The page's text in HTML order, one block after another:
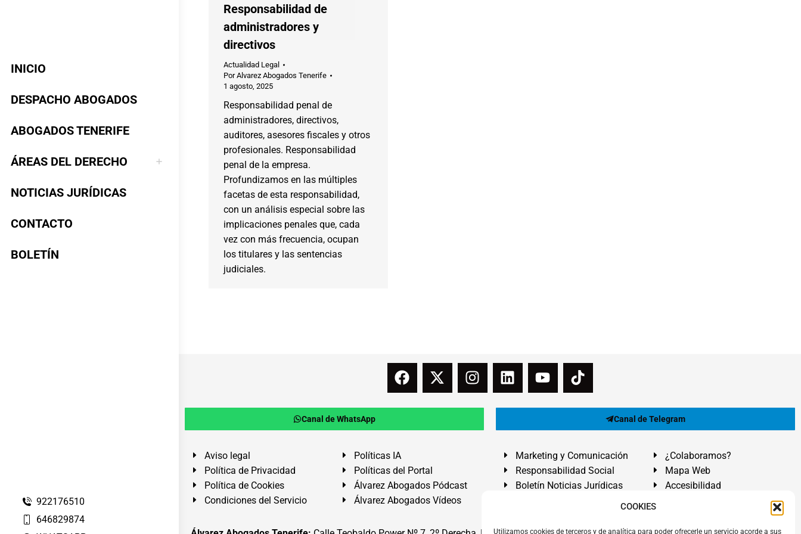
COOKIES
Utilizamos cookies de terceros y de analítica para poder ofrecerle un servicio acorde a sus
INICIO
DESPACHO ABOGADOS
ABOGADOS TENERIFE
ÁREAS DEL DERECHO
NOTICIAS JURÍDICAS
CONTACTO
BOLETÍN
922176510
646829874
Responsabilidad de
administradores y
directivos
Actualidad Legal
PorAlvarez Abogados Tenerife
1 agosto, 2025
Responsabilidad penal de
administradores, directivos,
auditores, asesores fiscales y otros
profesionales. Responsabilidad
penal de la empresa.
Profundizamos en las múltiples
facetas de esta responsabilidad,
con un análisis especial sobre las
implicaciones penales que, cada
vez con más frecuencia, ocupan
los titulares y las sentencias
judiciales.
Canal de WhatsApp Canal de Telegram
Aviso legal
Política de Privacidad
Política de Cookies
Condiciones del Servicio
Políticas IA
Políticas del Portal
Álvarez Abogados Pódcast
Álvarez Abogados Vídeos
Marketing y Comunicación
Responsabilidad Social
Boletín Noticias Jurídicas
¿Colaboramos?
Mapa Web
Accesibilidad